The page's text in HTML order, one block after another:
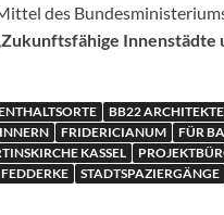
des
Innenstädte
BB22
FRIDERICIANUM FÜR
KASSEL
STADTSPAZIERGÄNGE